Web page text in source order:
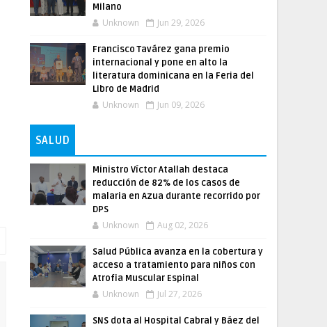
Milano
Unknown Jun 29, 2026
Francisco Tavárez gana premio
internacional y pone en alto la
literatura dominicana en la Feria del
Libro de Madrid
Unknown Jun 09, 2026
SALUD
Ministro Víctor Atallah destaca
reducción de 82% de los casos de
malaria en Azua durante recorrido por
DPS
Unknown Aug 02, 2026
Salud Pública avanza en la cobertura y
acceso a tratamiento para niños con
Atrofia Muscular Espinal
Unknown Jul 27, 2026
SNS dota al Hospital Cabral y Báez del